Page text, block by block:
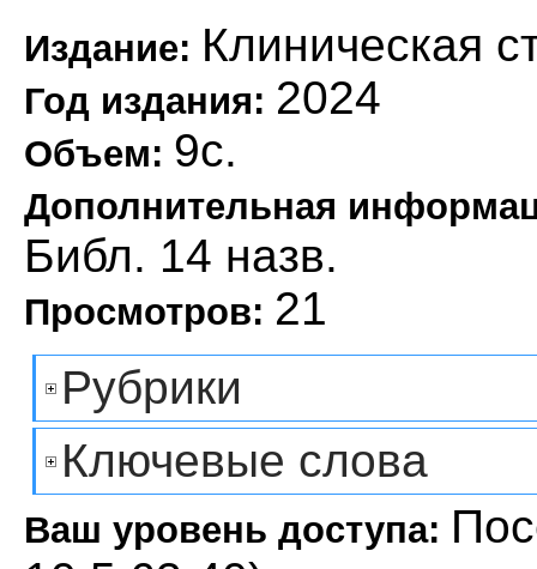
Издание: Клиническая
Год издания: 2024
Объем: 9с.
Дополнительная
Библ. 14 назв.
Просмотров: 21
Рубрики
Ключевые слова
Ваш уровень доступа: